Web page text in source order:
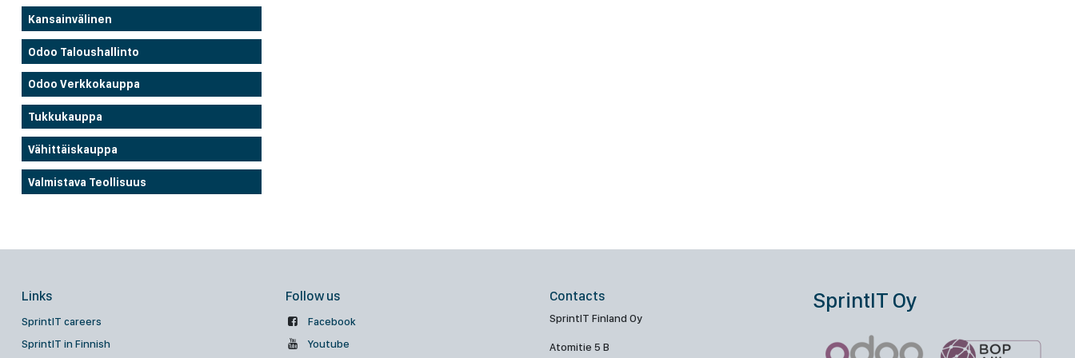
Kansainvälinen
Odoo Taloushallinto
Odoo Verkkokauppa
Tukkukauppa
Vähittäiskauppa
Valmistava Teollisuus
Links
SprintIT careers
SprintIT in Finnish
Follow us
Facebook
Youtube
Contacts
SprintIT Finland Oy
Atomitie 5 B
SprintIT Oy